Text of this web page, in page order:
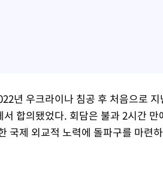
년 우크라이나 침공 후 처음으로
서 합의됐었다. 회담은 불과 2시간
국제 외교적 노력에 돌파구를 마련